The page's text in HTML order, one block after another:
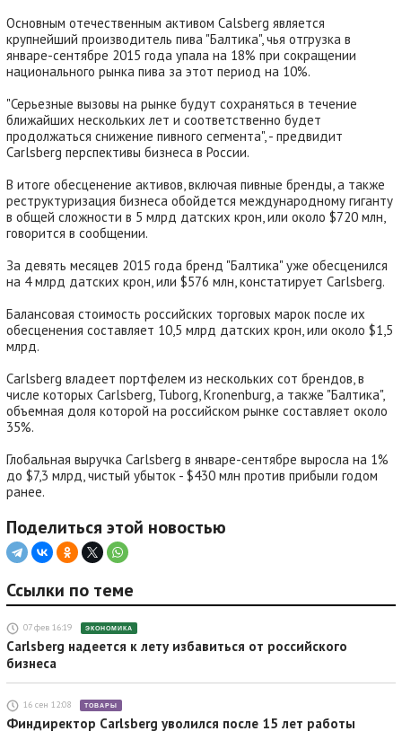
Основным отечественным активом Calsberg является
крупнейший производитель пива "Балтика", чья отгрузка в
январе-сентябре 2015 года упала на 18% при сокращении
национального рынка пива за этот период на 10%.
"Серьезные вызовы на рынке будут сохраняться в течение
ближайших нескольких лет и соответственно будет
продолжаться снижение пивного сегмента", - предвидит
Carlsberg перспективы бизнеса в России.
В итоге обесценение активов, включая пивные бренды, а также
реструктуризация бизнеса обойдется международному гиганту
в общей сложности в 5 млрд датских крон, или около $720 млн,
говорится в сообщении.
За девять месяцев 2015 года бренд "Балтика" уже обесценился
на 4 млрд датских крон, или $576 млн, констатирует Carlsberg.
Балансовая стоимость российских торговых марок после их
обесценения составляет 10,5 млрд датских крон, или около $1,5
млрд.
Carlsberg владеет портфелем из нескольких сот брендов, в
числе которых Carlsberg, Tuborg, Kronenburg, а также "Балтика",
объемная доля которой на российском рынке составляет около
35%.
Глобальная выручка Carlsberg в январе-сентябре выросла на 1%
до $7,3 млрд, чистый убыток - $430 млн против прибыли годом
ранее.
Поделиться этой новостью
Ссылки по теме
07 фев 16:19 ЭКОНОМИКА
Carlsberg надеется к лету избавиться от российского
бизнеса
16 сен 12:08 ТОВАРЫ
Финдиректор Carlsberg уволился после 15 лет работы